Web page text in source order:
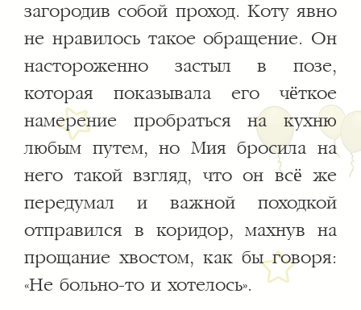
загородив собой проход. Коту явно
не нравилось такое обращение. Он
настороженно застыл в позе,
которая показывала его чёткое
намерение пробраться на кухню
любым путем, но Мия бросила на
него такой взгляд, что он всё же
передумал и важной походкой
отправился в коридор, махнув на
прощание хвостом, как бы говоря:
«Не больно-то и хотелось».